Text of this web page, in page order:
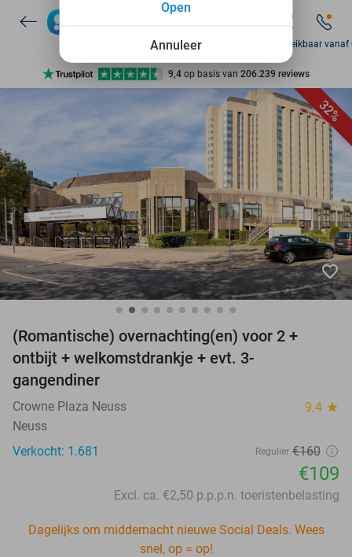
7 dagen per week beschikbaar
10+ miljoen leden
9,4 op basis van 206.239 reviews
Ontdek 15.000+ deals
7 dagen per week beschikbaar
10+ miljoen leden
Zo bereikbaar
32%
favorite_border
(Romantische) overnachting(en) voor 2 +
ontbijt + welkomstdrankje + evt. 3-
gangendiner
Crowne Plaza Neuss 9.4 star
Neuss
Verkocht: 1.681
Regulier €160
€109
Excl. ca. €2,50 p.p.p.n. toeristenbelasting
Dagelijks om middernacht nieuwe Social Deals. Wees
snel, op = op!
Annuleer
Open